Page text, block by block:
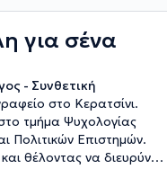
για σένα
- Συνθετική
στο Κερατσίνι.
τμήμα Ψυχολογίας
Πολιτικών Επιστημών.
θέλοντας να διευρύνει